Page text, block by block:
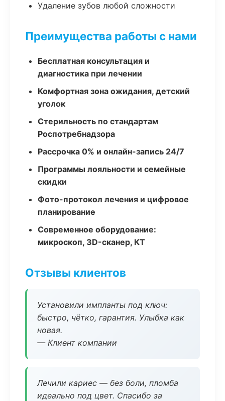
Удаление зубов любой сложности
Преимущества работы с нами
Бесплатная консультация и
диагностика при лечении
Комфортная зона ожидания, детский
уголок
Стерильность по стандартам
Роспотребнадзора
Рассрочка 0% и онлайн-запись 24/7
Программы лояльности и семейные
скидки
Фото-протокол лечения и цифровое
планирование
Современное оборудование:
микроскоп, 3D-сканер, КТ
Отзывы клиентов
Установили импланты под ключ:
быстро, чётко, гарантия. Улыбка как
новая.
— Клиент компании
Лечили кариес — без боли, пломба
идеально под цвет. Спасибо за